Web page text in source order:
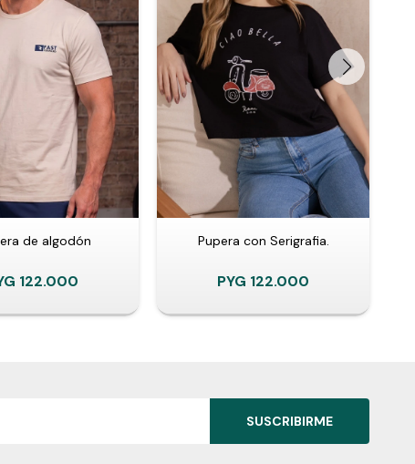
de algodón
122.000
Pupera con Serigrafia.
PYG 122.000
SUSCRIBIRME